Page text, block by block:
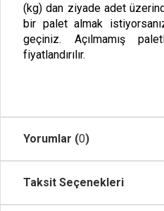
(kg) dan ziyade adet
bir palet almak
geçiniz. Açılmamış
fiyatlandırılır.
Yorumlar (0)
Taksit Seçenekleri